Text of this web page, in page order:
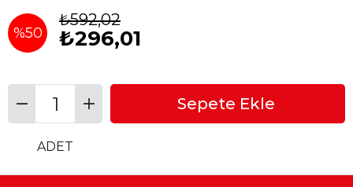
%50
₺592,02
₺296,01
ADET